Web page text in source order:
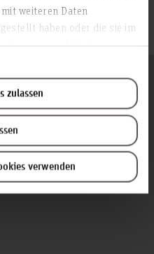
weiteren Daten
haben oder die sie im
zulassen
verwenden